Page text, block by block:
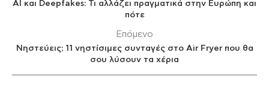
AI και Deepfakes: Τι αλλάζει πραγματικά στην Ευρώπη και
πότε
Επόμενο
Νηστεύεις; 11 νηστίσιμες συνταγές στο Air Fryer που θα
σου λύσουν τα χέρια